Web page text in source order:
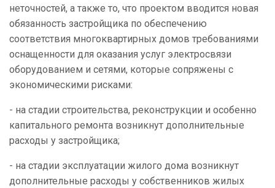
неточностей, а также то, что проектом вводится новая
обязанность застройщика по обеспечению
соответствия многоквартирных домов требованиями
оснащенности для оказания услуг электросвязи
оборудованием и сетями, которые сопряжены с
экономическими рисками:
- на стадии строительства, реконструкции и особенно
капитального ремонта возникнут дополнительные
расходы у застройщика;
- на стадии эксплуатации жилого дома возникнут
дополнительные расходы у собственников жилых